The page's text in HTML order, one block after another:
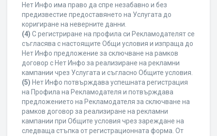
Нет Инфо има право да спре незабавно и без
предизвестие предоставянето на Услугата до
коригиране на неверните данни.
(4) С регистриране на профила си Рекламодателят се
съгласява с настоящите Общи условия и изпраща до
Нет Инфо предложение за сключване на рамков
договор с Нет Инфо за реализиране на рекламни
кампании чрез Услугата и съгласно Общите условия.
(5) Нет Инфо потвърждава успешната регистрация
на Профила на Рекламодателя и потвърждава
предложението на Рекламодателя за сключване на
рамков договор за реализиране на рекламни
кампании при Общите условия чрез зареждане на
следваща стъпка от регистрационната форма. От